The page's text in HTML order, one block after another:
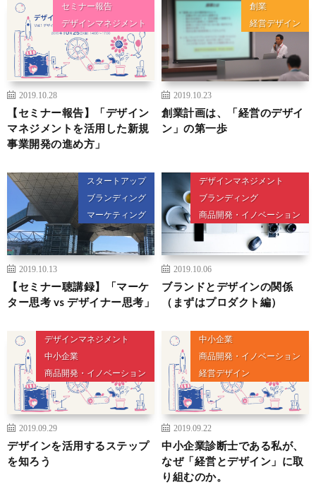
セミナー報告
デザインマネジメント
2019.10.28
【セミナー報告】「デザイン
マネジメントを活用した新規
事業開発の進め方」
創業
経営デザイン
2019.10.23
創業計画は、「経営のデザイ
ン」の第一歩
スタートアップ
ブランディング
マーケティング
2019.10.13
【セミナー聴講録】「マーケ
ター思考 vs デザイナー思考」
デザインマネジメント
ブランディング
商品開発・イノベーション
2019.10.06
ブランドとデザインの関係
（まずはプロダクト編）
デザインマネジメント
中小企業
商品開発・イノベーション
2019.09.29
デザインを活用するステップ
を知ろう
中小企業
商品開発・イノベーション
経営デザイン
2019.09.22
中小企業診断士である私が、
なぜ「経営とデザイン」に取
り組むのか。